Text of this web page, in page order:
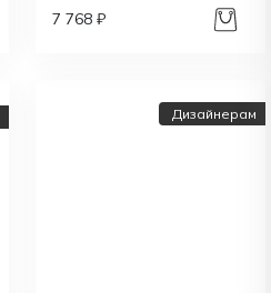
7 768 ₽
Дизайнерам